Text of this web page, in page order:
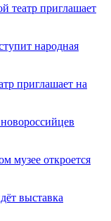
театр приглашает
народная
приглашает на
музее откроется
выставка